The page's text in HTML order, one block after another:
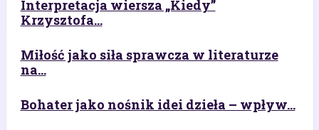
Interpretacja wiersza „Kiedy”
Krzysztofa...
Miłość jako siła sprawcza w literaturze
na...
Bohater jako nośnik idei dzieła – wpływ...